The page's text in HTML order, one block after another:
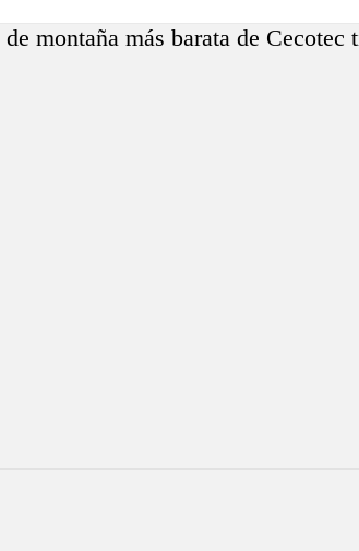
montaña más barata de Cecotec